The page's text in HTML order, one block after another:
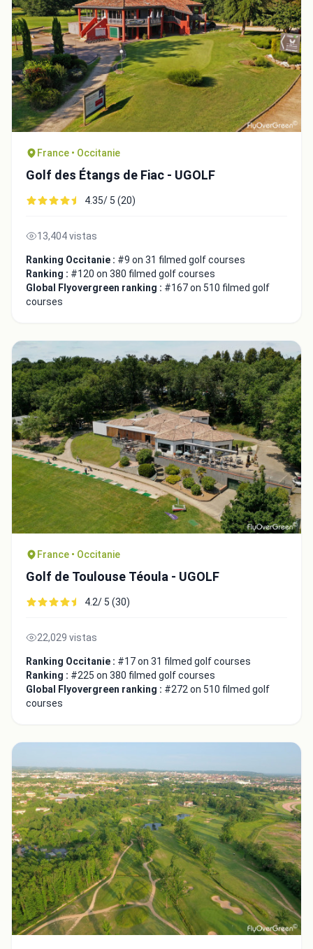
France • Occitanie
Golf des Étangs de Fiac - UGOLF
4.35/ 5 (20)
13,404 vistas
Ranking Occitanie : #9 on 31 filmed golf courses
Ranking : #120 on 380 filmed golf courses
Global Flyovergreen ranking : #167 on 510 filmed golf
courses
France • Occitanie
Golf de Toulouse Téoula - UGOLF
4.2/ 5 (30)
22,029 vistas
Ranking Occitanie : #17 on 31 filmed golf courses
Ranking : #225 on 380 filmed golf courses
Global Flyovergreen ranking : #272 on 510 filmed golf
courses
Integrate video
Video choice:
Copy to Clipboard